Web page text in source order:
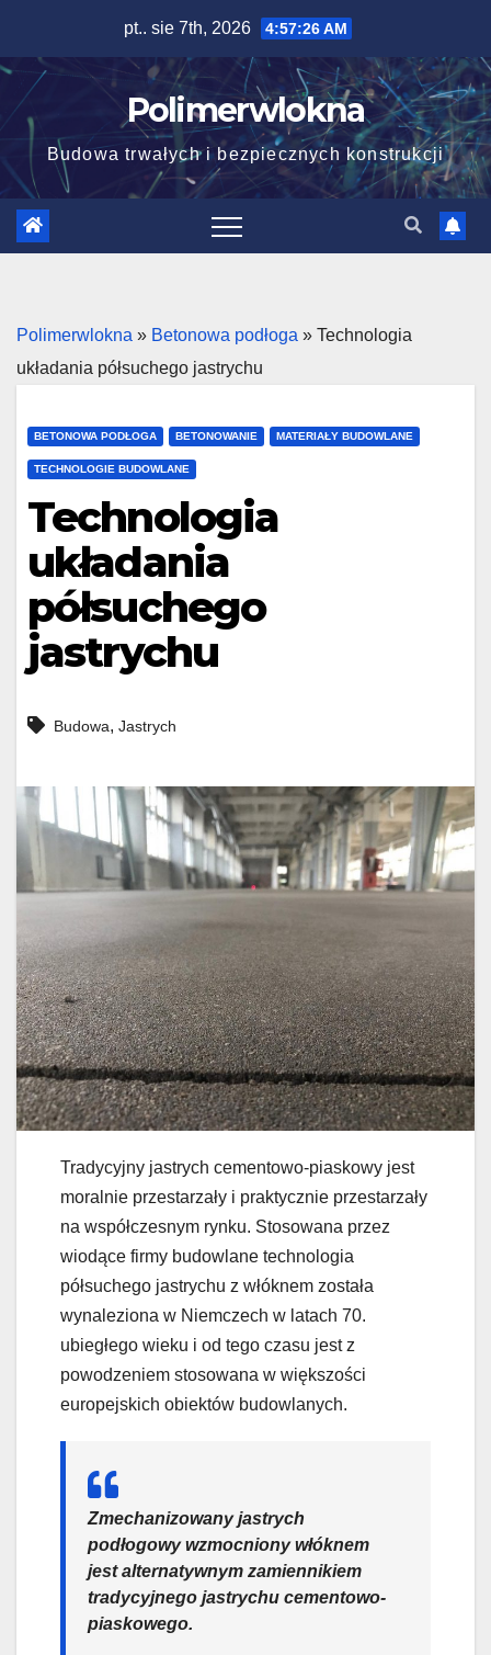
content
pt.. sie 7th, 2026 4:57:27 AM
Polimerwlokna
Budowa trwałych i bezpiecznych konstrukcji
Polimerwlokna » Betonowa podłoga » Technologia
układania półsuchego jastrychu
BETONOWA PODŁOGA BETONOWANIE MATERIAŁY BUDOWLANE
TECHNOLOGIE BUDOWLANE
Technologia
układania
półsuchego
jastrychu
Budowa, Jastrych
Tradycyjny jastrych cementowo-piaskowy jest
moralnie przestarzały i praktycznie przestarzały
na współczesnym rynku. Stosowana przez
wiodące firmy budowlane technologia
półsuchego jastrychu z włóknem została
wynaleziona w Niemczech w latach 70.
ubiegłego wieku i od tego czasu jest z
powodzeniem stosowana w większości
europejskich obiektów budowlanych.
Zmechanizowany jastrych
podłogowy wzmocniony włóknem
jest alternatywnym zamiennikiem
tradycyjnego jastrychu cementowo-
piaskowego.